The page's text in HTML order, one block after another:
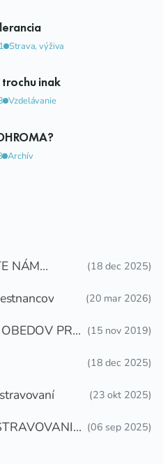
Strava, výživa
trochu inak
Vzdelávanie
Archív
NÁM
(18 dec 2025)
(20 mar 2026)
PRE
(15 nov 2019)
(18 dec 2025)
(23 okt 2025)
(06 sep 2025)